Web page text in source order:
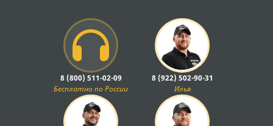
8 (800) 511-02-09
Бесплатно по России
8 (922) 502-90-31
Илья